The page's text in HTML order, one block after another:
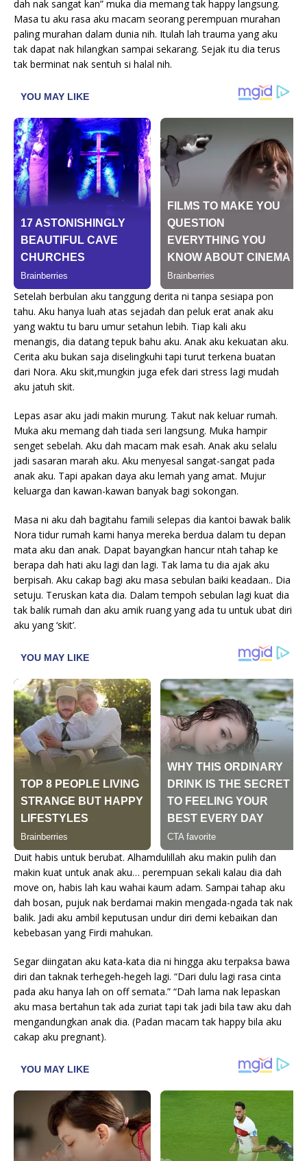
dah nak sangat kan” muka dia memang tak happy langsung.
Masa tu aku rasa aku macam seorang perempuan murahan
paling murahan dalam dunia nih. Itulah lah trauma yang aku
tak dapat nak hilangkan sampai sekarang. Sejak itu dia terus
tak berminat nak sentuh si halal nih.
Setelah berbulan aku tanggung derita ni tanpa sesiapa pon
tahu. Aku hanya luah atas sejadah dan peluk erat anak aku
yang waktu tu baru umur setahun lebih. Tiap kali aku
menangis, dia datang tepuk bahu aku. Anak aku kekuatan aku.
Cerita aku bukan saja diselingkuhi tapi turut terkena buatan
dari Nora. Aku skit,mungkin juga efek dari stress lagi mudah
aku jatuh skit.
Lepas asar aku jadi makin murung. Takut nak keluar rumah.
Muka aku memang dah tiada seri langsung. Muka hampir
senget sebelah. Aku dah macam mak esah. Anak aku selalu
jadi sasaran marah aku. Aku menyesal sangat-sangat pada
anak aku. Tapi apakan daya aku lemah yang amat. Mujur
keluarga dan kawan-kawan banyak bagi sokongan.
Masa ni aku dah bagitahu famili selepas dia kantoi bawak balik
Nora tidur rumah kami hanya mereka berdua dalam tu depan
mata aku dan anak. Dapat bayangkan hancur ntah tahap ke
berapa dah hati aku lagi dan lagi. Tak lama tu dia ajak aku
berpisah. Aku cakap bagi aku masa sebulan baiki keadaan.. Dia
setuju. Teruskan kata dia. Dalam tempoh sebulan lagi kuat dia
tak balik rumah dan aku amik ruang yang ada tu untuk ubat diri
aku yang ‘skit’.
Duit habis untuk berubat. Alhamdulillah aku makin pulih dan
makin kuat untuk anak aku… perempuan sekali kalau dia dah
move on, habis lah kau wahai kaum adam. Sampai tahap aku
dah bosan, pujuk nak berdamai makin mengada-ngada tak nak
balik. Jadi aku ambil keputusan undur diri demi kebaikan dan
kebebasan yang Firdi mahukan.
Segar diingatan aku kata-kata dia ni hingga aku terpaksa bawa
diri dan taknak terhegeh-hegeh lagi. “Dari dulu lagi rasa cinta
pada aku hanya lah on off semata.” “Dah lama nak lepaskan
aku masa bertahun tak ada zuriat tapi tak jadi bila taw aku dah
mengandungkan anak dia. (Padan macam tak happy bila aku
cakap aku pregnant).